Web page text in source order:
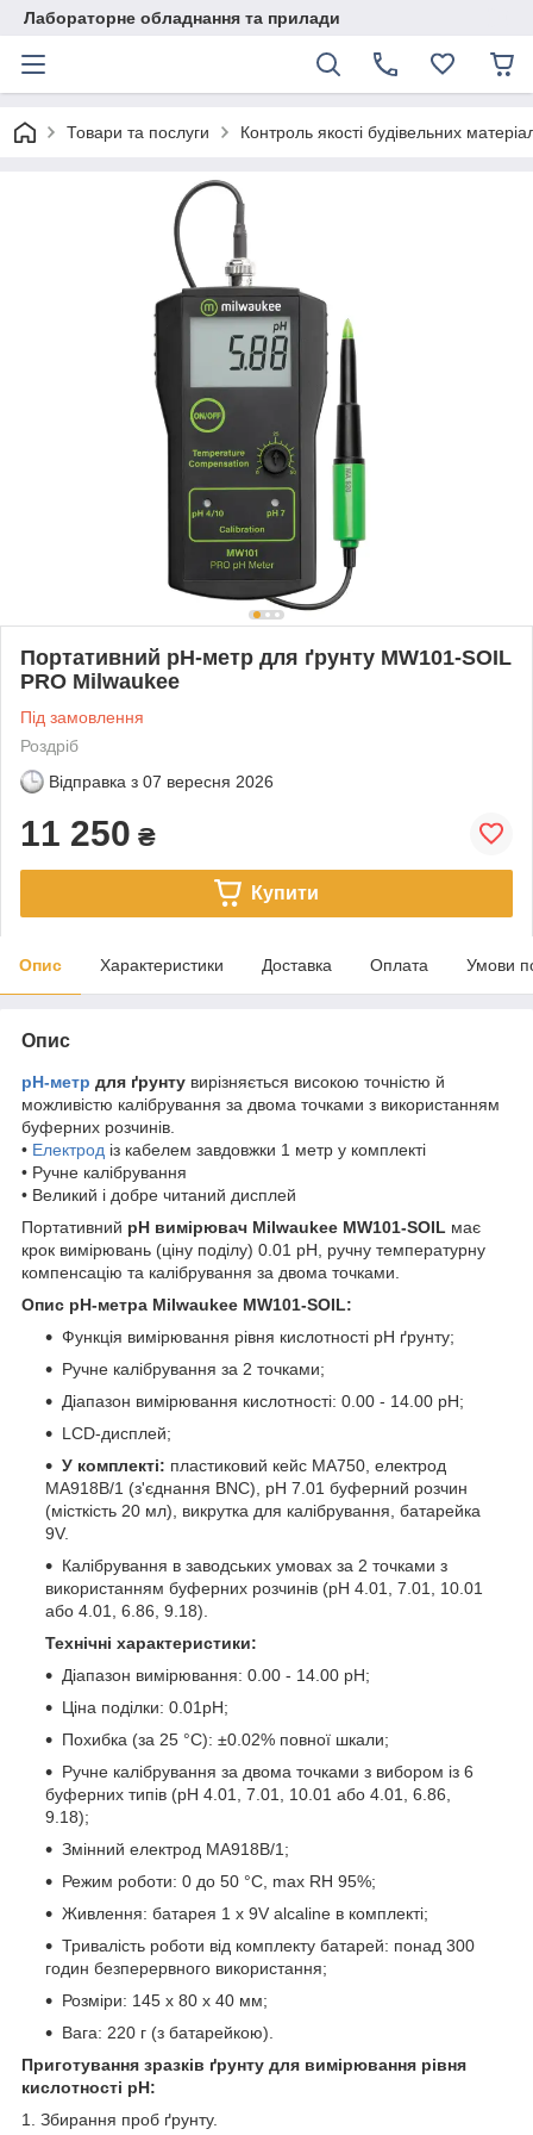
Лабораторне обладнання та прилади
Товари та послуги Контроль якості будівельних
Портативний pH-метр для ґрунту MW101-SOIL
PRO Milwaukee
Під замовлення
Роздріб
Відправка з 07 вересня 2026
11 250 ₴
Купити
Опис Характеристики Доставка Оплата Умови
Опис
pH-метр для ґрунту вирізняється високою точністю й
можливістю калібрування за двома точками з використанням
буферних розчинів.
• Електрод із кабелем завдовжки 1 метр у комплекті
• Ручне калібрування
• Великий і добре читаний дисплей
Портативний pH вимірювач Milwaukee MW101-SOIL має
крок вимірювань (ціну поділу) 0.01 pH, ручну температурну
компенсацію та калібрування за двома точками.
Опис pH-метра Milwaukee MW101-SOIL:
Функція вимірювання рівня кислотності pH ґрунту;
Ручне калібрування за 2 точками;
Діапазон вимірювання кислотності: 0.00 - 14.00 pH;
LСD-дисплей;
У комплекті: пластиковий кейс MA750, електрод
MA918B/1 (з'єднання BNC), pH 7.01 буферний розчин
(місткість 20 мл), викрутка для калібрування, батарейка
9V.
Калібрування в заводських умовах за 2 точками з
використанням буферних розчинів (pH 4.01, 7.01, 10.01
або 4.01, 6.86, 9.18).
Технічні характеристики:
Діапазон вимірювання: 0.00 - 14.00 pH;
Ціна поділки: 0.01pH;
Похибка (за 25 °C): ±0.02% повної шкали;
Ручне калібрування за двома точками з вибором із 6
буферних типів (pH 4.01, 7.01, 10.01 або 4.01, 6.86,
9.18);
Змінний електрод MA918B/1 ;
Режим роботи: 0 до 50 °C, max RH 95%;
Живлення: батарея 1 x 9V alcaline в комплекті;
Тривалість роботи від комплекту батарей: понад 300
годин безперервного використання;
Розміри: 145 x 80 x 40 мм;
Вага: 220 г (з батарейкою).
Приготування зразків ґрунту для вимірювання рівня
кислотності pH:
1. Збирання проб ґрунту.